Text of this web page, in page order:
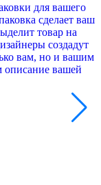
для вашего
сделает ваш
товар на
создадут
вам, но и вашим
описание вашей